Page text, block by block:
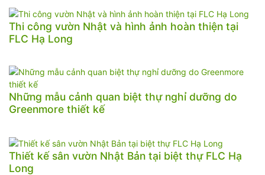
Thi công vườn Nhật và hình ảnh hoàn thiện tại
FLC Hạ Long
Những mẫu cảnh quan biệt thự nghỉ dưỡng do
Greenmore thiết kế
Thiết kế sân vườn Nhật Bản tại biệt thự FLC Hạ
Long